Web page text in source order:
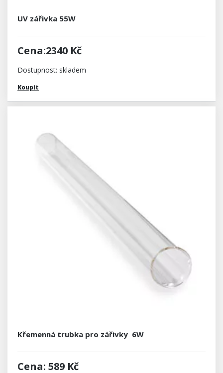
UV zářivka 55W
Cena:2340 Kč
Dostupnost: skladem
Koupit
Křemenná trubka pro zářivky 6W
Cena: 589 Kč